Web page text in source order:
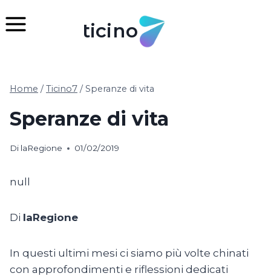
al
ticino
Home / Ticino7 / Speranze di vita
Speranze di vita
Di laRegione 01/02/2019
null
Di laRegione
In questi ultimi mesi ci siamo più volte chinati
con approfondimenti e riflessioni dedicati